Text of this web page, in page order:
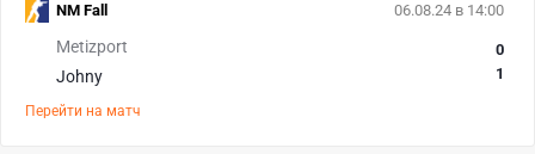
06.08.24 в 14:00
Metizport
Johny
0
1
Перейти на матч
NM Fall